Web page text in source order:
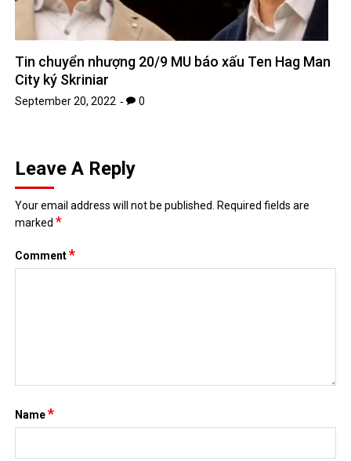
Tin chuyển nhượng 20/9 MU báo xấu Ten Hag Man
City ký Skriniar
September 20, 2022 0
Leave A Reply
Your email address will not be published.
Required fields are
marked*
Comment*
Name*